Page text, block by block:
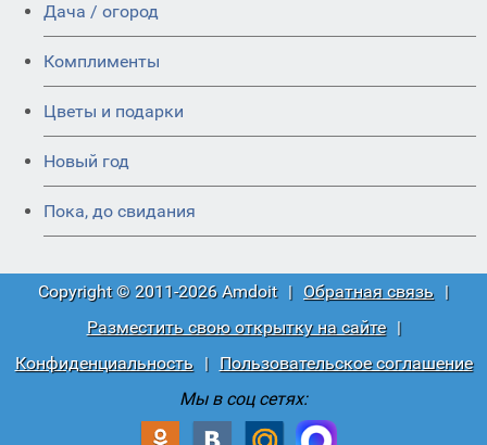
Дача / огород
Комплименты
Цветы и подарки
Новый год
Пока, до свидания
Copyright © 2011-2026 Amdoit | Обратная связь |
Разместить свою открытку на сайте
|
Конфиденциальность
|
Пользовательское соглашение
Мы в соц сетях: